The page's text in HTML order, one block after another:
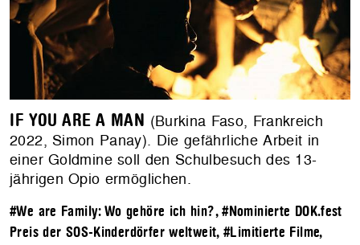
IF YOU ARE A MAN (Burkina Faso, Frankreich
2022, Simon Panay). Die gefährliche Arbeit in
einer Goldmine soll den Schulbesuch des 13-
jährigen Opio ermöglichen.
#We are Family: Wo gehöre ich hin?,#Nominierte DOK.fest
Preis der SOS-Kinderdörfer weltweit, #Limitierte Filme,